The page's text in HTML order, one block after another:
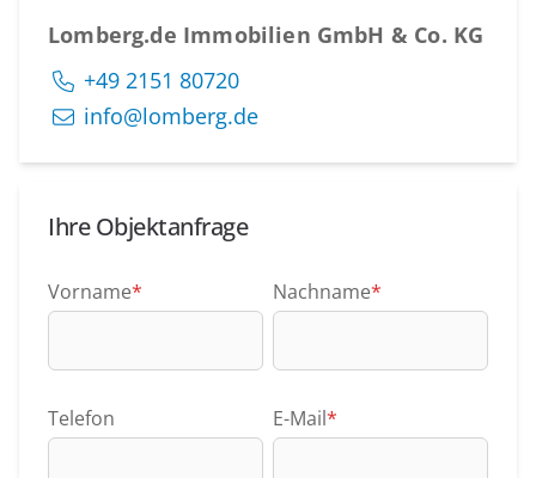
Lomberg.de Immobilien GmbH & Co. KG
+49 2151 80720
info@lomberg.de
Ihre Objektanfrage
Vorname* Nachname*
Telefon E-Mail*